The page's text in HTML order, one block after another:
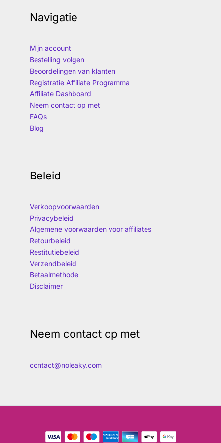
Navigatie
Mijn account
Bestelling volgen
Beoordelingen van klanten
Registratie Affiliate Programma
Affiliate Dashboard
Neem contact op met
FAQs
Blog
Beleid
Verkoopvoorwaarden
Privacybeleid
Algemene voorwaarden voor affiliates
Retourbeleid
Restitutiebeleid
Verzendbeleid
Betaalmethode
Disclaimer
Neem contact op met
contact@noleaky.com